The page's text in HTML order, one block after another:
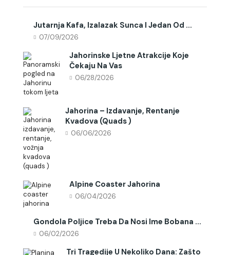
Jutarnja Kafa, Izalazak Sunca I Jedan Od ...
07/09/2026
Jahorinske Ljetne Atrakcije Koje
Čekaju Na Vas
06/28/2026
Jahorina – Izdavanje, Rentanje
Kvadova (quads )
06/06/2026
Alpine Coaster Jahorina
06/04/2026
Gondola Poljice Treba Da Nosi Ime Bobana ...
06/02/2026
Tri Tragedije U Nekoliko Dana: Zašto